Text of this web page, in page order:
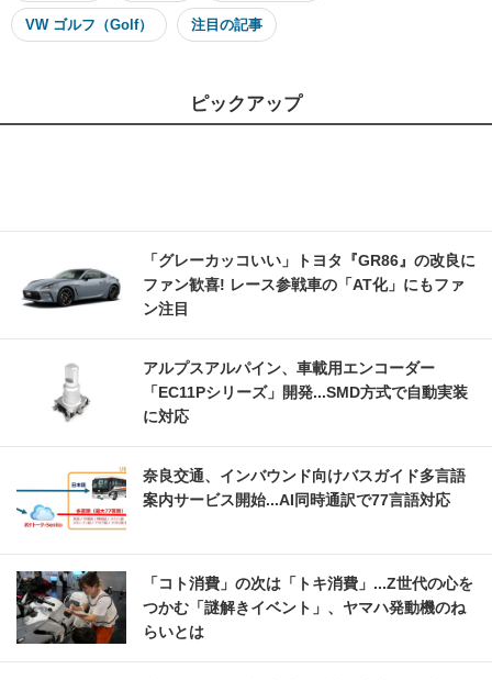
VW ゴルフ（Golf） 注目の記事
ピックアップ
「グレーカッコいい」トヨタ『GR86』の改良に
ファン歓喜! レース参戦車の「AT化」にもファ
ン注目
アルプスアルパイン、車載用エンコーダー
「EC11Pシリーズ」開発...SMD方式で自動実装
に対応
奈良交通、インバウンド向けバスガイド多言語
案内サービス開始...AI同時通訳で77言語対応
「コト消費」の次は「トキ消費」...Z世代の心を
つかむ「謎解きイベント」、ヤマハ発動機のね
らいとは